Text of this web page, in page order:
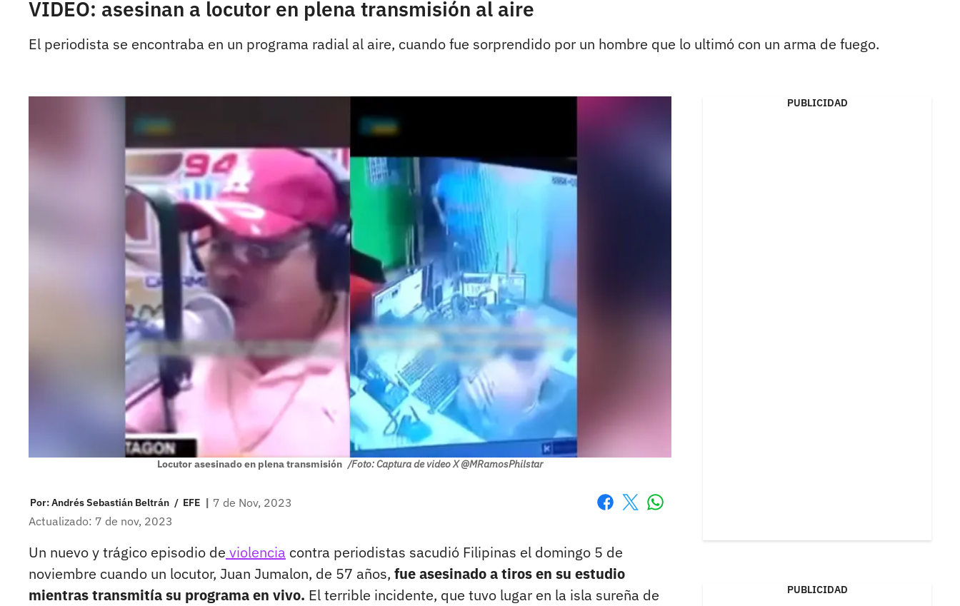
VIDEO: asesinan a locutor en plena transmisión al aire
El periodista se encontraba en un programa radial al aire, cuando fue sorprendido por un hombre que lo ultimó con un arma de fuego.
Locutor asesinado en plena transmisión /Foto: Captura de video X @MRamosPhilstar
Por:Andrés Sebastián Beltrán / EFE | 7 de Nov, 2023
Actualizado: 7 de nov, 2023
Un nuevo y trágico episodio de violencia contra periodistas sacudió Filipinas el domingo 5 de
noviembre cuando un locutor, Juan Jumalon, de 57 años, fue asesinado a tiros en su estudio
mientras transmitía su programa en vivo. El terrible incidente, que tuvo lugar en la isla sureña de
PUBLICIDAD
PUBLICIDAD